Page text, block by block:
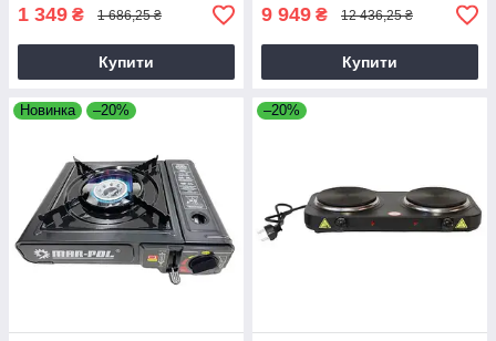
1 349 ₴ 1 686,25 ₴
Купити
9 949 ₴ 12 436,25 ₴
Купити
Новинка –20% –20%